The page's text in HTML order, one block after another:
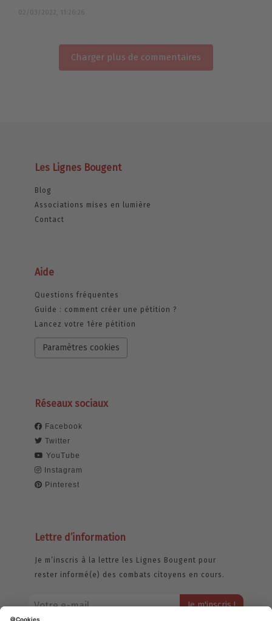
02/03/2022, 11:26:26
Charger plus de commentaires
Les Lignes Bougent
Blog
Associations mises en lumière
Contact
Aide
Questions fréquentes
Guide : comment créer une pétition ?
Lancez votre 1ère pétition
Paramètres cookies
Réseaux sociaux
Facebook
Twitter
YouTube
Instagram
Pinterest
Lettre d’information
Je m’inscris à la lettre les Lignes Bougent pour
rester informé(e) des combats citoyens en cours.